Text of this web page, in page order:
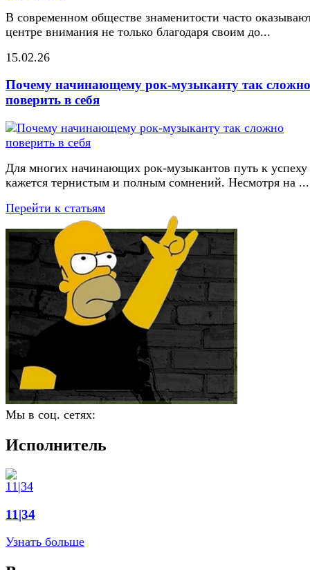
В современном обществе знаменитости часто
центре внимания не только благодаря своим до...
15.02.26
Почему начинающему рок-музыканту так сложно
поверить в себя
Для многих начинающих рок-музыкантов путь к успеху
кажется тернистым и полным сомнений. Несмотря на ...
Перейти к статьям
Мы в соц. сетях:
Исполнитель
11|34
Узнать больше